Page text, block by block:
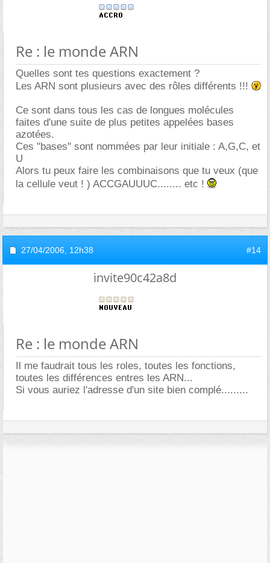
Re : le monde ARN
Quelles sont tes questions exactement ?
Les ARN sont plusieurs avec des rôles différents !!!
Ce sont dans tous les cas de longues molécules
faites d'une suite de plus petites appelées bases
azotées.
Ces "bases" sont nommées par leur initiale : A,G,C, et
U
Alors tu peux faire les combinaisons que tu veux (que
la cellule veut ! ) ACCGAUUUC........ etc !
27/04/2006, 12h38 #14
invite90c42a8d
Re : le monde ARN
Il me faudrait tous les roles, toutes les fonctions,
toutes les différences entres les ARN...
Si vous auriez l'adresse d'un site bien complé.........